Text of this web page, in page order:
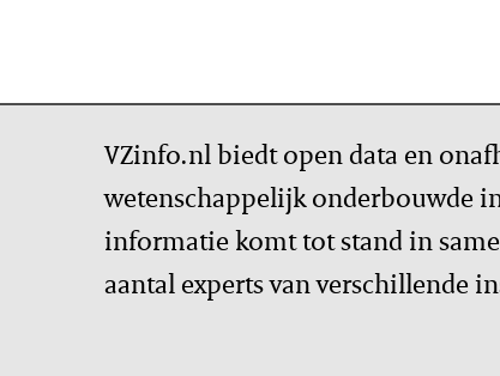
VZinfo.nl biedt open data en
wetenschappelijk onderbouwde
informatie komt tot stand in
aantal experts van verschillende